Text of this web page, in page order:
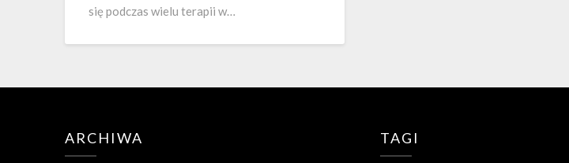
się podczas wielu terapii w…
ARCHIWA TAGI